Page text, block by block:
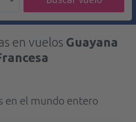
en vuelos Guayana
en el mundo entero